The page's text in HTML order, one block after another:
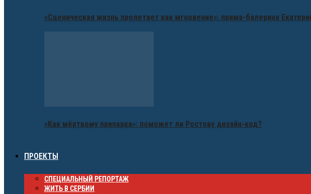
«Сценическая жизнь пролетает как мгновение»: прима-балерина
«Как мёртвому припарка»: поможет ли Ростову дизайн-код?
ПРОЕКТЫ
СПЕЦИАЛЬНЫЙ РЕПОРТАЖ
ЖИТЬ В СЕРБИИ